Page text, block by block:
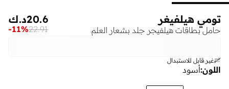
تومي هيلفيغر
حامل بطاقات هيلفيجر جلد بشعار العلم
د.ك20.6
22.91
-11%
غير قابل للاستبدال
اللون:أسود